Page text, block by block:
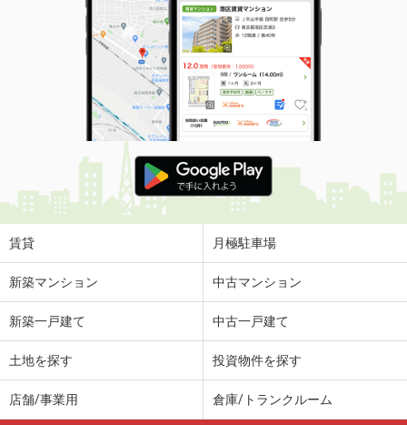
賃貸 月極駐車場
新築マンション 中古マンション
新築一戸建て 中古一戸建て
土地を探す 投資物件を探す
店舗/事業用 倉庫/トランクルーム